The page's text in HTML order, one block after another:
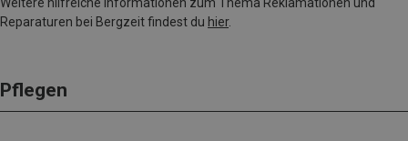
Reparaturen bei Bergzeit findest du hier.
Pflegen